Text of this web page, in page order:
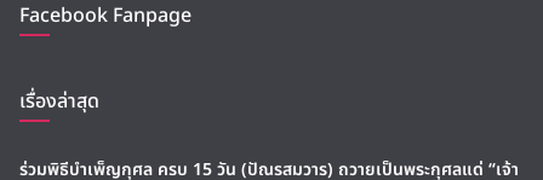
Facebook Fanpage
เรื่องล่าสุด
ร่วมพิธีบำเพ็ญกุศล ครบ 15 วัน (ปัณรสมวาร) ถวายเป็นพระกุศลแด่ “เจ้า